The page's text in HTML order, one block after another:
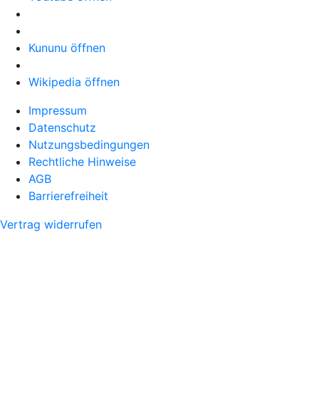
Kununu öffnen
Wikipedia öffnen
Impressum
Datenschutz
Nutzungsbedingungen
Rechtliche Hinweise
AGB
Barrierefreiheit
Vertrag widerrufen